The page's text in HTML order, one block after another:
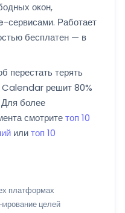
окон,
сервисами. Работает
бесплатен — в
перестать терять
решит 80%
более
смотритетоп 10
илитоп 10
платформах
целей